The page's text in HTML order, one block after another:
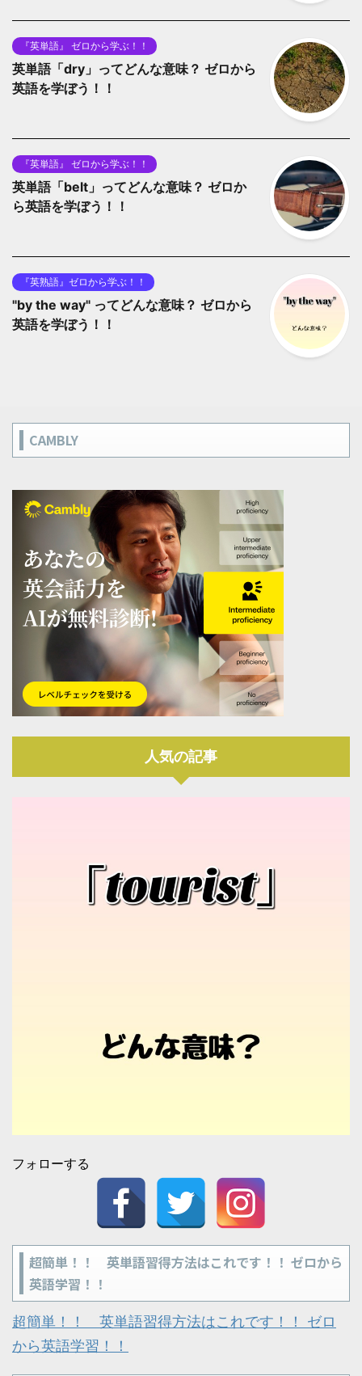
『英単語』 ゼロから学ぶ！！
英単語「dry」ってどんな意味？ ゼロから
英語を学ぼう！！
『英単語』 ゼロから学ぶ！！
英単語「belt」ってどんな意味？ ゼロか
ら英語を学ぼう！！
『英熟語』ゼロから学ぶ！！
"by the way" ってどんな意味？ ゼロから
英語を学ぼう！！
CAMBLY
人気の記事
フォローする
超簡単！！ 英単語習得方法はこれです！！ ゼロから
英語学習！！
超簡単！！ 英単語習得方法はこれです！！ ゼロ
から英語学習！！